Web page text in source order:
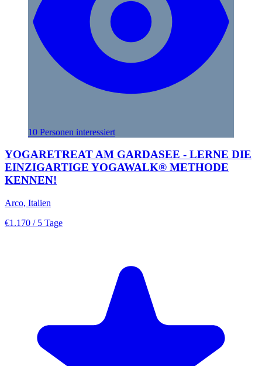
10 Personen interessiert
YOGARETREAT AM GARDASEE - LERNE DIE
EINZIGARTIGE YOGAWALK® METHODE
KENNEN!
Arco, Italien
€1.170 / 5 Tage